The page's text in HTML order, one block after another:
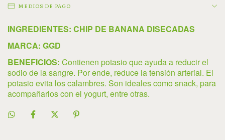
MEDIOS DE PAGO
INGREDIENTES: CHIP DE BANANA DISECADAS
MARCA: GGD
BENEFICIOS: Contienen potasio que ayuda a reducir el
sodio de la sangre. Por ende, reduce la tensión arterial. El
potasio evita los calambres. Son ideales como snack, para
acompañarlos con el yogurt, entre otras.